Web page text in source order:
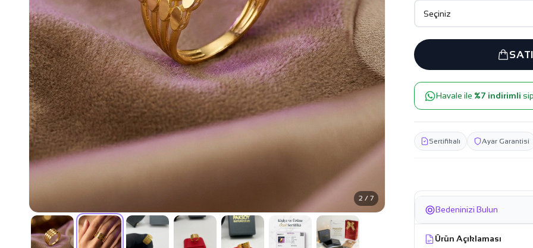
2 / 7
Havale ile %7 indirimli
Sertifikalı Ayar Garantisi
Bedeninizi Bulun
Ürün Açıklaması